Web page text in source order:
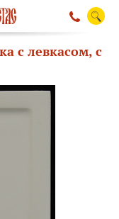
с левкасом, с